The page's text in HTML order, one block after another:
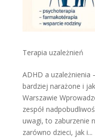
Terapia uzależnień
ADHD a uzależnienia
bardziej narażone i
Warszawie
zespół
uwagi, to zaburzenie
zarówno dzieci, jak i...